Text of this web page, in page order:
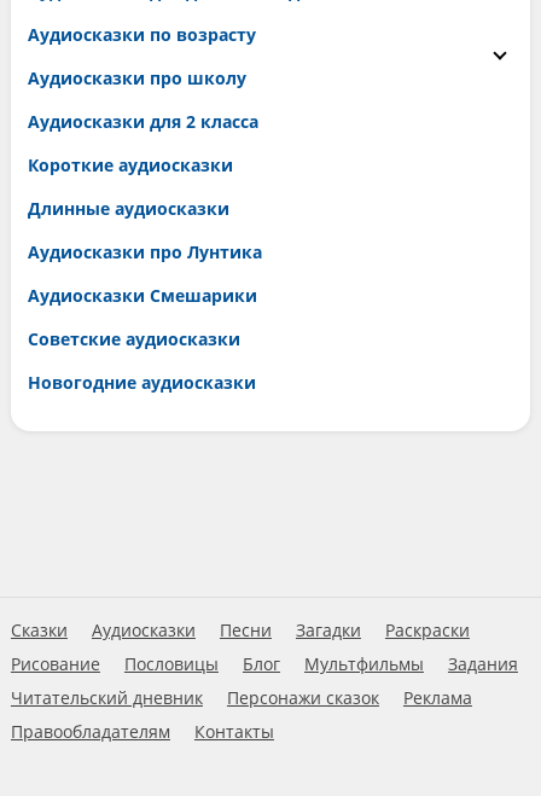
Аудиосказки по возрасту
Аудиосказки про школу
Аудиосказки для 2 класса
Короткие аудиосказки
Длинные аудиосказки
Аудиосказки про Лунтика
Аудиосказки Смешарики
Советские аудиосказки
Новогодние аудиосказки
Сказки Аудиосказки Песни Загадки
Раскраски
Рисование
Пословицы Блог Мультфильмы
Задания
Читательский дневник
Персонажи сказок
Реклама
Правообладателям
Контакты